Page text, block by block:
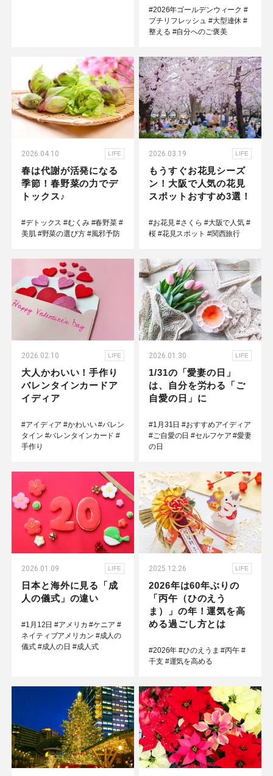
#2026年ゴールデンウィーク #
プチリフレッシュ #大型連休 #
整える #自分へのご褒美
2026.04.10 LIFE
春は代謝が活発になる
季節！春野菜の力でデ
トックス♪
#デトックス #むくみ #春野菜 #
美肌 #野菜の選び方 #風邪予防
2026.03.19 LIFE
もうすぐお花見シーズ
ン！大阪で人気の花見
スポットおすすめ3選！
#お花見 #さくら #大阪で人気 #
桜 #花見スポット #関西旅行
2026.02.10 LIFE
大人かわいい！手作り
バレンタインカードア
イディア
#アイディア #かわいい #バレン
タイン #バレンタインカード #
手作り
2026.01.30 LIFE
1/31の「愛妻の日」
は、自分を労わる「ご
自愛の日」に
#1月31日 #おすすめアイディア
#ご自愛の日 #セルフケア #愛妻
の日
2026.01.09 LIFE
日本と海外に見る「成
人の儀式」の違い
#1月12日 #アメリカ #ケニア #
ネイティブアメリカン #成人の
儀式 #成人の日 #成人式
2025.12.26 LIFE
2026年は60年ぶりの
「丙午（ひのえう
ま）」の年！運気を高
める過ごし方とは
#2026年 #ひのえうま #丙午 #
干支 #運気を高める